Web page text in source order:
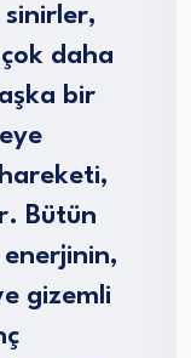
sinirler,
daha
bir
Bütün
gizemli